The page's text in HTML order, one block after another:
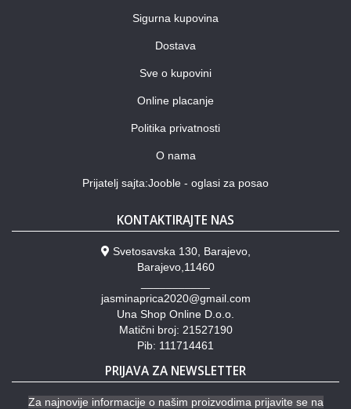
Sigurna kupovina
Dostava
Sve o kupovini
Online placanje
Politika privatnosti
O nama
Prijatelj sajta:Jooble - oglasi za posao
KONTAKTIRAJTE NAS
Svetosavska 130, Barajevo,
Barajevo,11460
jasminaprica2020@gmail.com
Una Shop Online D.o.o.
Matični broj: 21527190
Pib: 111714461
PRIJAVA ZA NEWSLETTER
Za najnovije informacije o našim proizvodima prijavite se na